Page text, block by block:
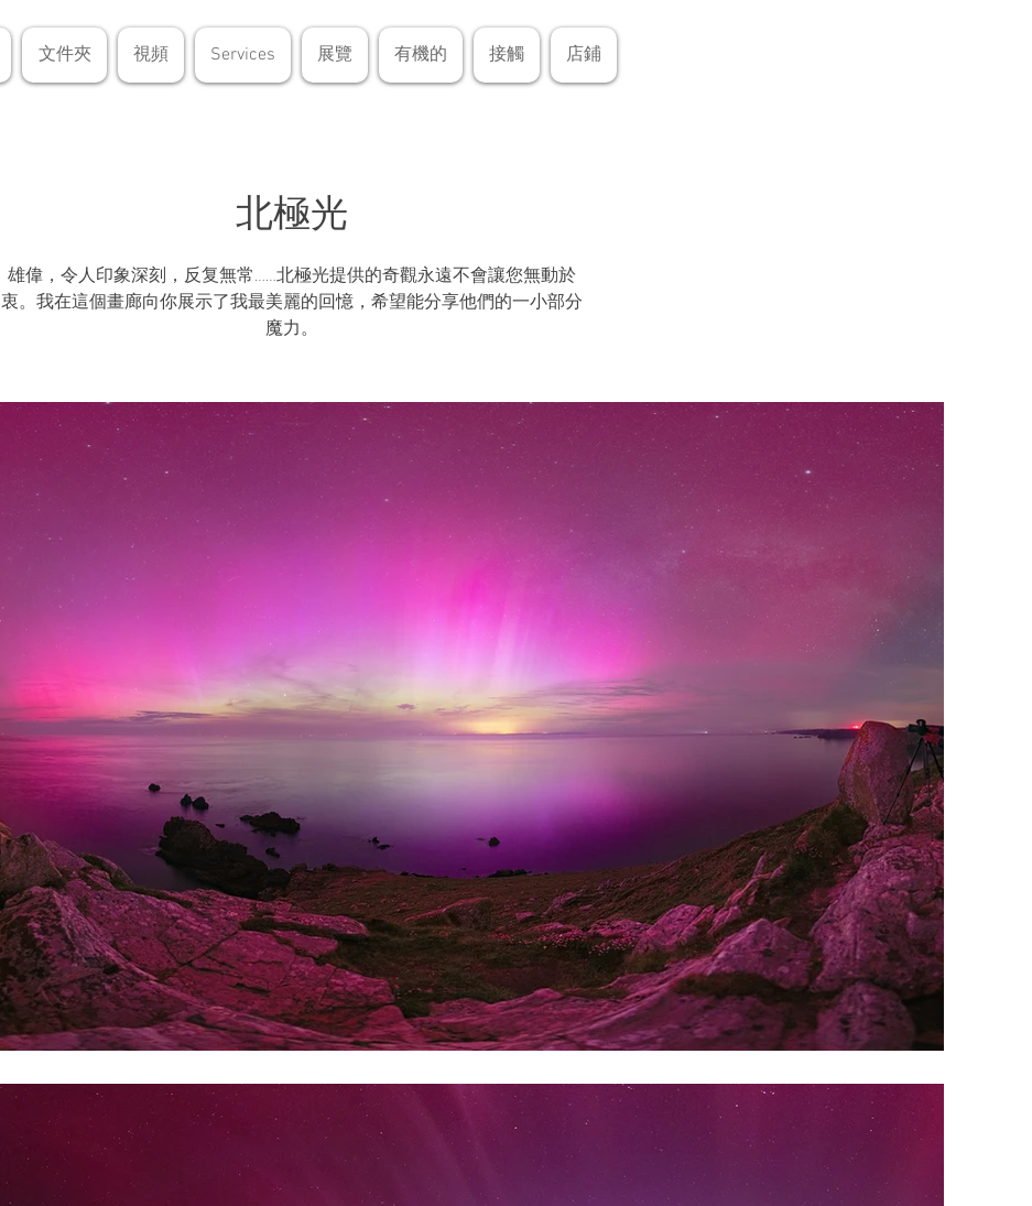
文件夾 視頻 Services 展覽 有機的 接觸 店鋪
北極光
雄偉，令人印象深刻，反复無常……北極光提供的奇觀永遠不會讓您無動於
衷。我在這個畫廊向你展示了我最美麗的回憶，希望能分享他們的一小部分
魔力。